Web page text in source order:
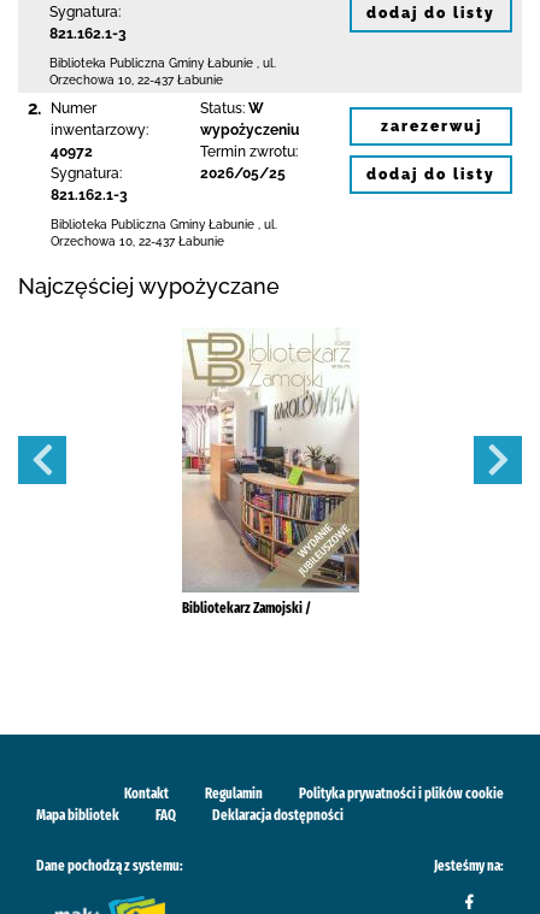
Sygnatura:
821.162.1-3
Biblioteka Publiczna Gminy Łabunie
ul.
Orzechowa 10 22-437 Łabunie
dodaj do listy
2.
Numer
inwentarzowy:
40972
Sygnatura:
821.162.1-3
Status: W
wypożyczeniu
Termin zwrotu:
2026/05/25
Biblioteka Publiczna Gminy Łabunie
ul.
Orzechowa 10 22-437 Łabunie
zarezerwuj
dodaj do listy
Najczęściej wypożyczane
Bibliotekarz Zamojski /
Kontakt Regulamin
Polityka prywatności i plików cookie
Mapa bibliotek
FAQ Deklaracja dostępności
Dane pochodzą z systemu: Jesteśmy na: